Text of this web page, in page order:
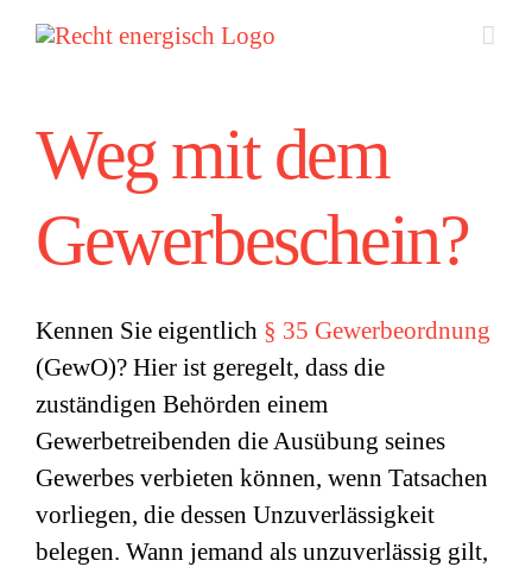
Zum
Inhalt
Weg mit dem
Gewerbeschein?
Kennen Sie eigentlich § 35 Gewerbeordnung
(GewO)? Hier ist geregelt, dass die
zuständigen Behörden einem
Gewerbetreibenden die Ausübung seines
Gewerbes verbieten können, wenn Tatsachen
vorliegen, die dessen Unzuverlässigkeit
belegen. Wann jemand als unzuverlässig gilt,